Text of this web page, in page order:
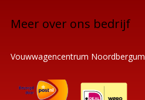
Meer over ons bedrijf
Vouwwagencentrum Noordbergum